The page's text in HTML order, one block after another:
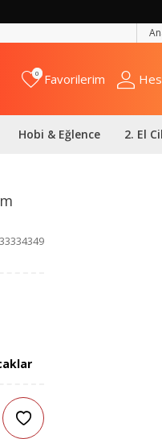
0 Favorilerim
Hobi & Eğlence 2. El